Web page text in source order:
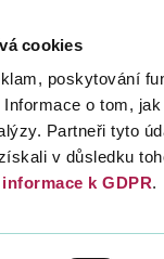
cookies
poskytování
o tom,
Partneři tyto
v důsledku
informace k GDPR.
Daně